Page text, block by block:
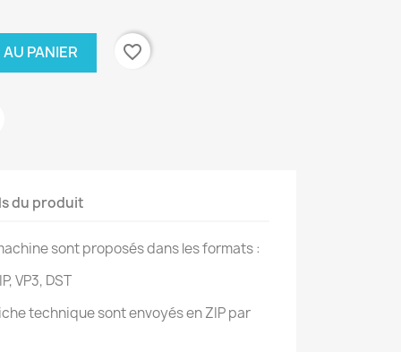
PANIER favorite_border
du produit
sont proposés dans les formats :
VP3, DST
technique sont envoyés en ZIP par